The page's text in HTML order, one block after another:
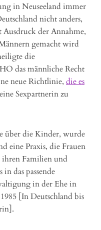
in Neuseeland immer
nicht anders,
der Annahme,
gemacht wird
die
das männliche Recht
neue Richtlinie, die es
Sexpartnerin zu
über die Kinder, wurde
eine Praxis, die Frauen
ihren Familien und
das passende
in der Ehe in
[In Deutschland bis